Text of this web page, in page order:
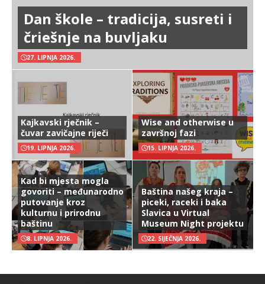
Dan škole – tradicija, susreti i
čriešnje na buvljaku
27. LIPNJA 2026.
Kajkavski rječnik –
čuvar zavičajne riječi
19. LIPNJA 2026.
Wise and otherwise u
završnoj fazi
15. LIPNJA 2026.
Kad bi mjesta mogla
govoriti – međunarodno
putovanje kroz
kulturnu i prirodnu
baštinu
8. LIPNJA 2026.
Baština našeg kraja –
piceki, raceki i baka
Slavica u Virtual
Museum Night projektu
22. SIJEČNJA 2026.